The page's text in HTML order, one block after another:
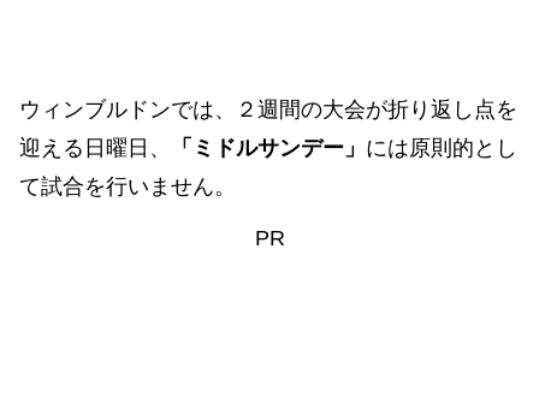
ウィンブルドンでは、２週間の大会が折り返し点を
迎える日曜日、
「ミドルサンデー」 には原則的とし
て試合を行いません。
PR